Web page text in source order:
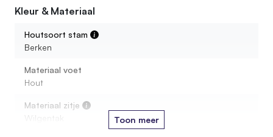
Kleur & Materiaal
Houtsoort stam
Berken
Materiaal voet
Hout
Materiaal zitje
Wilgentak
Toon meer